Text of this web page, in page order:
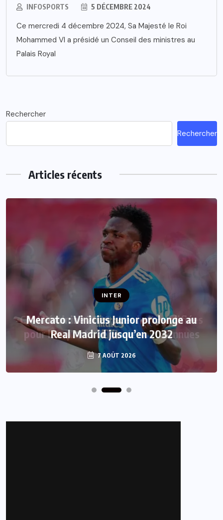
INFOSPORTS 5 DÉCEMBRE 2024
Ce mercredi 4 décembre 2024, Sa Majesté le Roi
Mohammed VI a présidé un Conseil des ministres au
Palais Royal
Rechercher
Rechercher
Articles récents
INTER
Mercato : Vinicius Junior prolonge au
Real Madrid jusqu’en 2032
7 AOÛT 2026